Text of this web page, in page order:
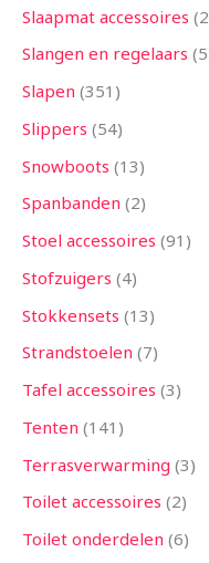
Slaapmat accessoires 2
Slangen en regelaars 5
Slapen 351
Slippers 54
Snowboots 13
Spanbanden 2
Stoel accessoires 91
Stofzuigers 4
Stokkensets 13
Strandstoelen 7
Tafel accessoires 3
Tenten 141
Terrasverwarming 3
Toilet accessoires 2
Toilet onderdelen 6